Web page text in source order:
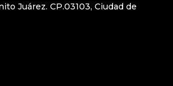
Juárez. CP.03103, Ciudad de